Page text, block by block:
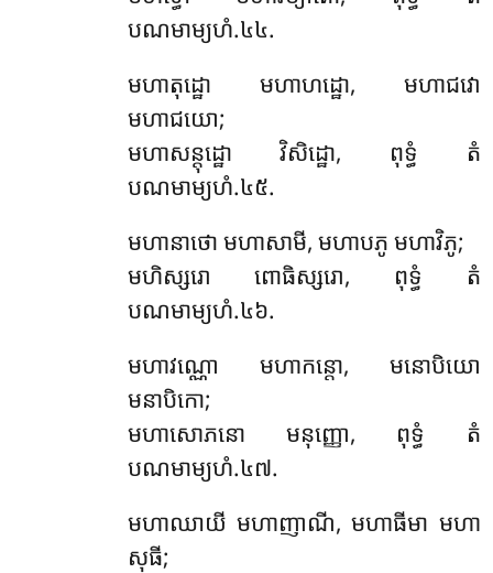
បណមាម្យហំ.៤៤.
មហាតុដ្ឋោ មហាហដ្ឋោ, មហាជវោ
មហាជយោ;
មហាសន្តុដ្ឋោ វិសិដ្ឋោ, ពុទ្ធំ តំ
បណមាម្យហំ.៤៥.
មហានាថោ មហាសាមី, មហាបភូ មហាវិភូ;
មហិស្សរោ ពោធិស្សរោ, ពុទ្ធំ តំ
បណមាម្យហំ.៤៦.
មហាវណ្ណោ មហាកន្តោ, មនោបិយោ
មនាបិកោ;
មហាសោភនោ មនុញ្ញោ, ពុទ្ធំ តំ
បណមាម្យហំ.៤៧.
មហាឈាយី មហាញាណី, មហាធីមា មហា
សុធី;